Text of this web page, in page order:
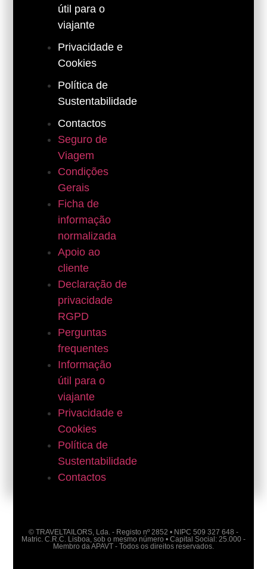
útil para o
viajante
Privacidade e
Cookies
Política de
Sustentabilidade
Contactos
Seguro de
Viagem
Condições
Gerais
Ficha de
informação
normalizada
Apoio ao
cliente
Declaração de
privacidade
RGPD
Perguntas
frequentes
Informação
útil para o
viajante
Privacidade e
Cookies
Política de
Sustentabilidade
Contactos
© TRAVELTAILORS, Lda. - Registo nº 2852 • NIPC 509 327 648 -
Matric. C.R.C. Lisboa, sob o mesmo número • Capital Social: 25.000 -
Membro da APAVT - Todos os direitos reservados.